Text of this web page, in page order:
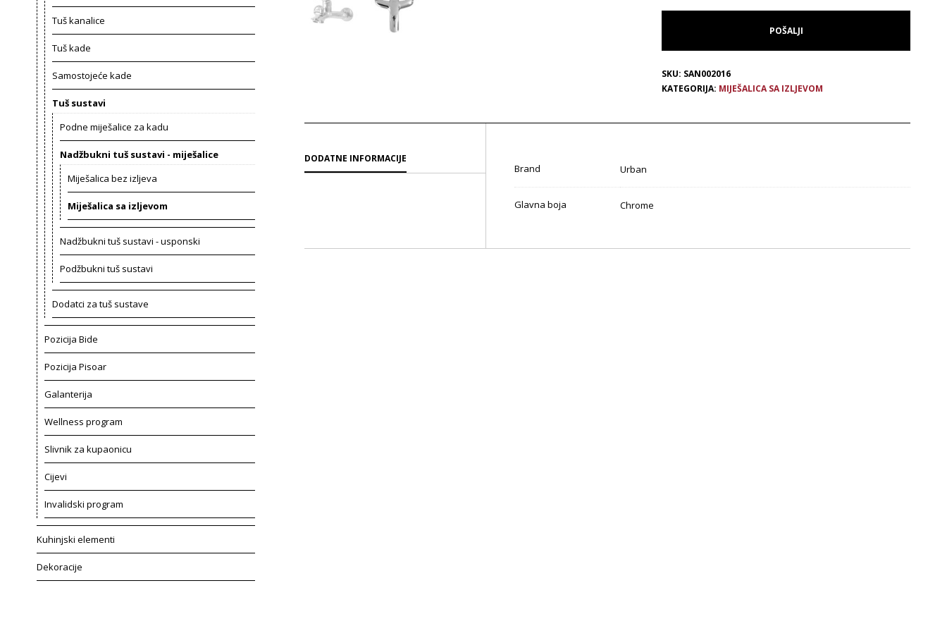
SKU: SAN002016
KATEGORIJA: MIJEŠALICA SA IZLJEVOM
DODATNE INFORMACIJE
Brand Urban
Glavna boja Chrome
Tuš kanalice
Tuš kade
Samostojeće kade
Tuš sustavi
Podne miješalice za kadu
Nadžbukni tuš sustavi - miješalice
Miješalica bez izljeva
Miješalica sa izljevom
Nadžbukni tuš sustavi - usponski
Podžbukni tuš sustavi
Dodatci za tuš sustave
Pozicija Bide
Pozicija Pisoar
Galanterija
Wellness program
Slivnik za kupaonicu
Cijevi
Invalidski program
Kuhinjski elementi
Dekoracije